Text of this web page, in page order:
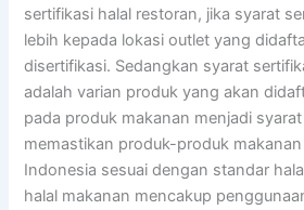
sertifikasi halal restoran, jika syarat
lebih kepada lokasi outlet yang
disertifikasi. Sedangkan syarat
adalah varian produk yang akan
pada produk makanan menjadi
memastikan produk-produk
Indonesia sesuai dengan standar
halal makanan mencakup